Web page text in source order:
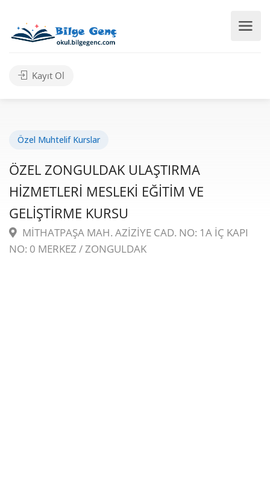
Kayıt Ol
Özel Muhtelif Kurslar
ÖZEL ZONGULDAK ULAŞTIRMA
HİZMETLERİ MESLEKİ EĞİTİM VE
GELİŞTİRME KURSU
MİTHATPAŞA MAH. AZİZİYE CAD. NO: 1A İÇ KAPI
NO: 0 MERKEZ / ZONGULDAK